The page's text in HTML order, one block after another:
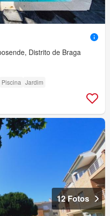
Distrito de Braga
Piscina Jardim
12 Fotos